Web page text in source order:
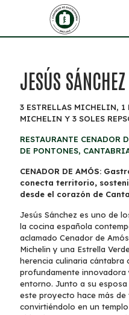
JESÚS SÁNCHEZ
3 ESTRELLAS MICHELIN, 1
MICHELIN Y 3 SOLES
RESTAURANTE CENADOR
DE PONTONES,
CENADOR DE AMÓS:
conecta territorio,
desde el corazón de
Jesús Sánchez es uno de
la cocina española
aclamado Cenador de
Michelin y una Estrella
herencia culinaria cántabra
profundamente
entorno. Junto a su esposa
este proyecto hace más de
convirtiéndolo en un